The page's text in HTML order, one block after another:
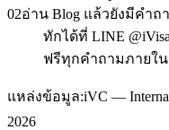
02อ่าน Blog แล้วยังมีคำถ
ทักได้ที่ LINE
ฟรีทุกคำถามภายใน
แหล่งข้อมูล:iVC —
2026